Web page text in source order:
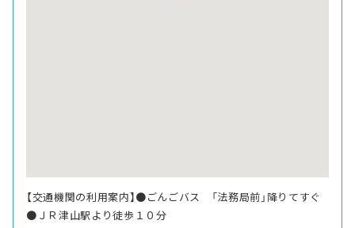
【交通機関の利用案内】●ごんごバス 「法務局前」降りてすぐ
●ＪＲ津山駅より徒歩１０分